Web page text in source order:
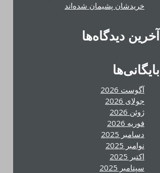
خریدشان پشیمان شده‌اند
آخرین دیدگاه‌ها
بایگانی‌ها
آگوست 2026
جولای 2026
ژوئن 2026
فوریه 2026
دسامبر 2025
نوامبر 2025
اکتبر 2025
سپتامبر 2025